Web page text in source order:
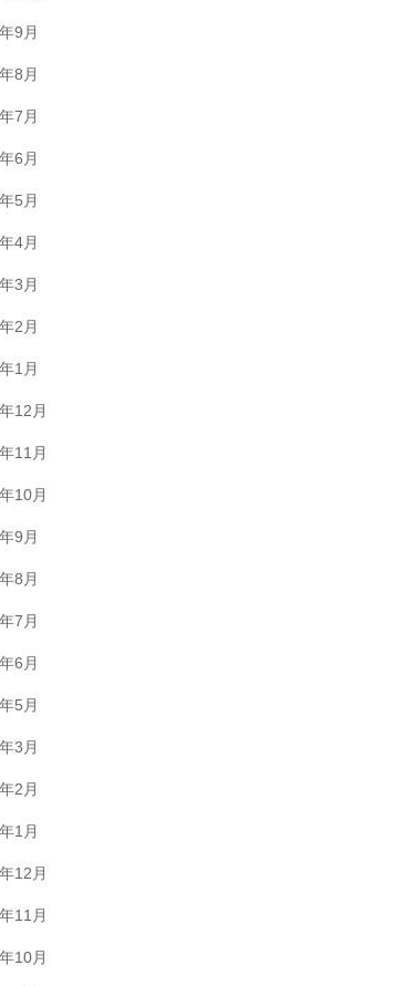
9月
8月
7月
6月
5月
4月
3月
2月
1月
12月
11月
10月
9月
8月
7月
6月
5月
3月
2月
1月
12月
11月
10月